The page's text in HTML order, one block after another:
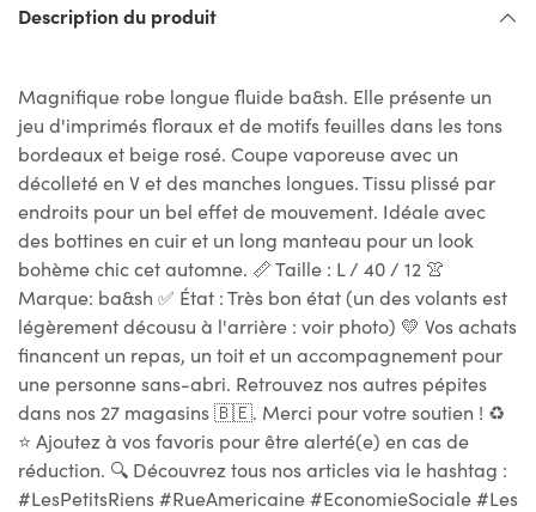
Description du produit
Magnifique robe longue fluide ba&sh. Elle présente un
jeu d'imprimés floraux et de motifs feuilles dans les tons
bordeaux et beige rosé. Coupe vaporeuse avec un
décolleté en V et des manches longues. Tissu plissé par
endroits pour un bel effet de mouvement. Idéale avec
des bottines en cuir et un long manteau pour un look
bohème chic cet automne. 📏 Taille : L / 40 / 12 👚
Marque: ba&sh ✅ État : Très bon état (un des volants est
légèrement décousu à l'arrière : voir photo) 💛 Vos achats
financent un repas, un toit et un accompagnement pour
une personne sans-abri. Retrouvez nos autres pépites
dans nos 27 magasins 🇧🇪. Merci pour votre soutien ! ♻
⭐ Ajoutez à vos favoris pour être alerté(e) en cas de
réduction. 🔍 Découvrez tous nos articles via le hashtag :
#LesPetitsRiens #RueAmericaine #EconomieSociale #Les